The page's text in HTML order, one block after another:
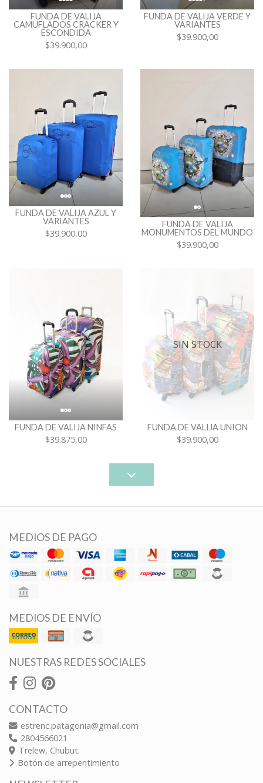
FUNDA DE VALIJA
CAMUFLADOS CRACKER Y
ESCONDIDA
$39.900,00
FUNDA DE VALIJA VERDE Y
VARIANTES
$39.900,00
FUNDA DE VALIJA AZUL Y
VARIANTES
$39.900,00
FUNDA DE VALIJA
MONUMENTOS DEL MUNDO
$39.900,00
FUNDA DE VALIJA NINFAS
$39.875,00
SIN STOCK
FUNDA DE VALIJA UNION
$39.900,00
MEDIOS DE PAGO
MEDIOS DE ENVÍO
NUESTRAS REDES SOCIALES
CONTACTO
estrenc.patagonia@gmail.com
2804566021
Trelew, Chubut.
Botón de arrepentimiento